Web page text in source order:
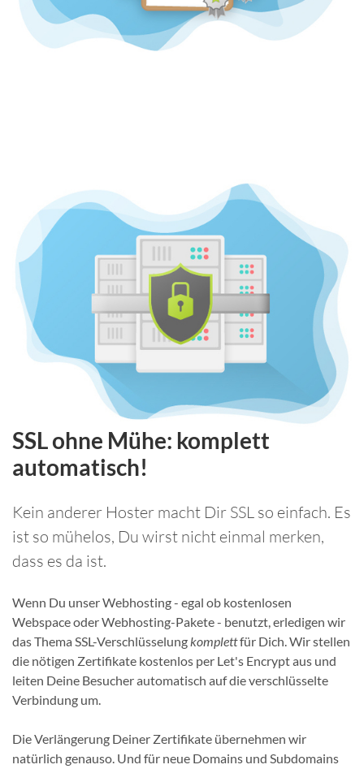
SSL ohne Mühe: komplett
automatisch!
Kein anderer Hoster macht Dir SSL so einfach. Es
ist so mühelos, Du wirst nicht einmal merken,
dass es da ist.
Wenn Du unser Webhosting - egal ob kostenlosen
Webspace oder Webhosting-Pakete - benutzt, erledigen wir
das Thema SSL-Verschlüsselungkomplettfür Dich. Wir stellen
die nötigen Zertifikate kostenlos per Let's Encrypt aus und
leiten Deine Besucher automatisch auf die verschlüsselte
Verbindung um.
Die Verlängerung Deiner Zertifikate übernehmen wir
natürlich genauso. Und für neue Domains und Subdomains